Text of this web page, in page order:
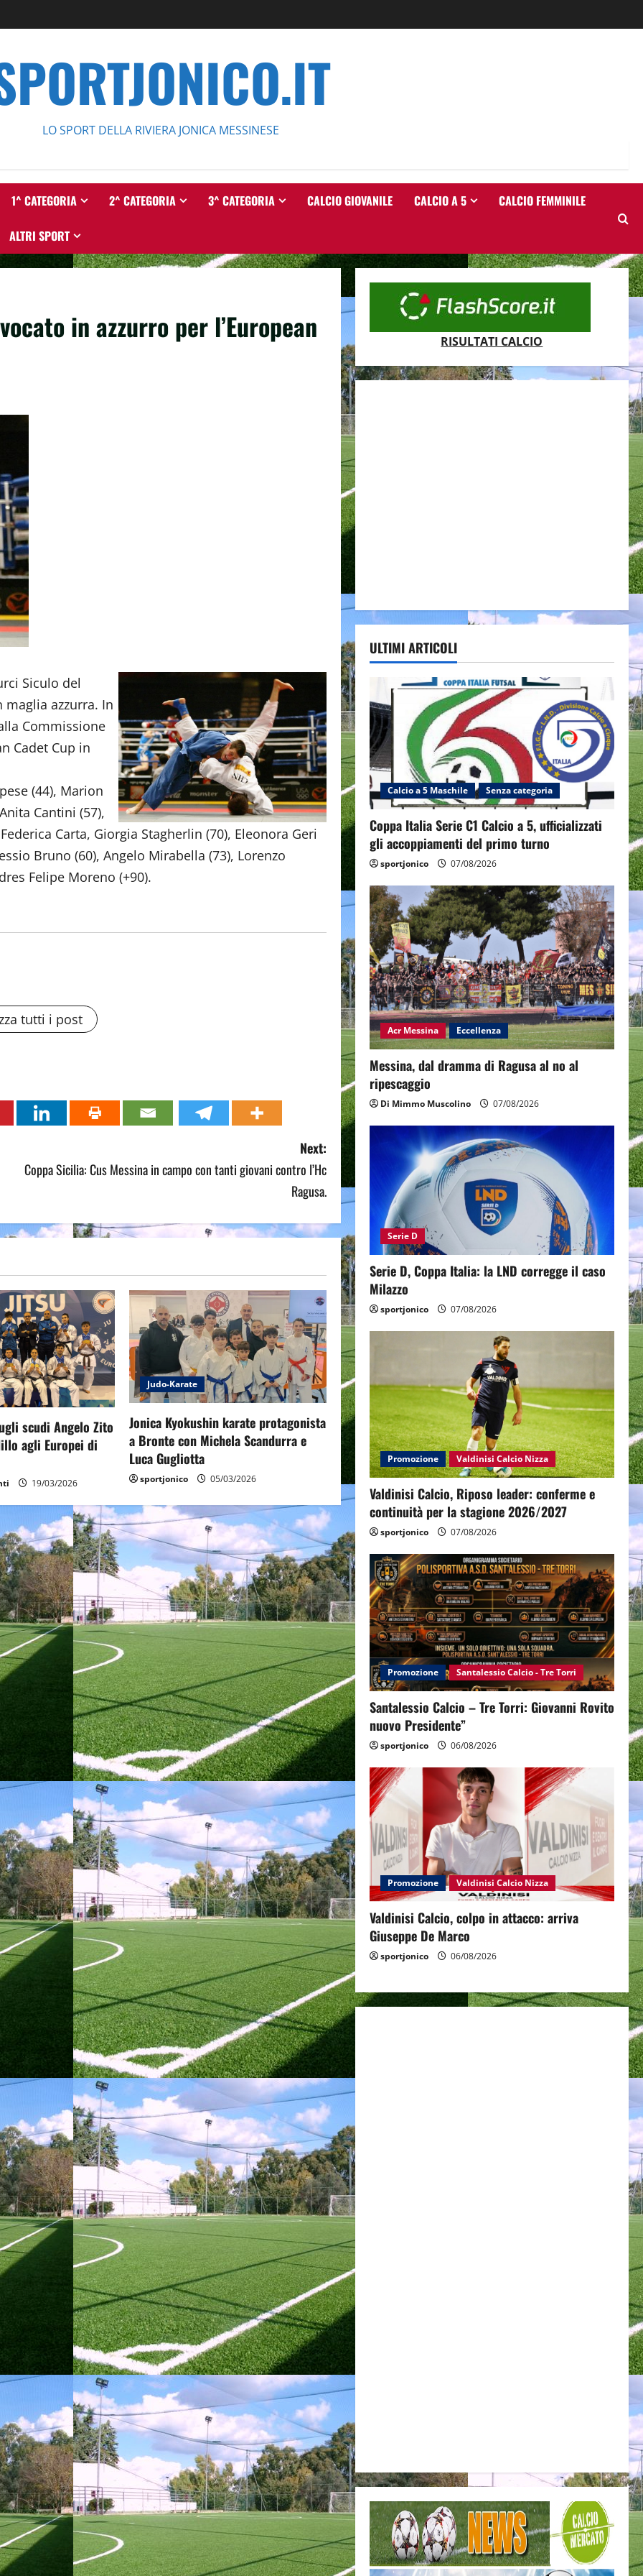
LO SPORT DELLA RIVIERA JONICA MESSINESE
1^ CATEGORIA 2^ CATEGORIA 3^ CATEGORIA CALCIO GIOVANILE CALCIO A 5 CALCIO FEMMINILE
ALTRI SPORT
in azzurro per l’European
Siculo del
azzurra. In
Commissione
Cadet Cup in
(44), Marion
Cantini (57),
Carta, Giorgia Stagherlin (70), Eleonora Geri
Bruno (60), Angelo Mirabella (73), Lorenzo
Felipe Moreno (+90).
tutti i post
Next:
Coppa Sicilia: Cus Messina in campo con tanti giovani contro l’Hc
Ragusa.
scudi Angelo Zito
agli Europei di
19/03/2026
Judo-Karate
Jonica Kyokushin karate protagonista
a Bronte con Michela Scandurra e
Luca Gugliotta
sportjonico 05/03/2026
RISULTATI CALCIO
ULTIMI ARTICOLI
Calcio a 5 Maschile Senza categoria
Coppa Italia Serie C1 Calcio a 5, ufficializzati
gli accoppiamenti del primo turno
sportjonico 07/08/2026
Acr Messina Eccellenza
Messina, dal dramma di Ragusa al no al
ripescaggio
Di Mimmo Muscolino 07/08/2026
Serie D
Serie D, Coppa Italia: la LND corregge il caso
Milazzo
sportjonico 07/08/2026
Promozione Valdinisi Calcio Nizza
Valdinisi Calcio, Riposo leader: conferme e
continuità per la stagione 2026/2027
sportjonico 07/08/2026
Promozione Santalessio Calcio - Tre Torri
Santalessio Calcio – Tre Torri: Giovanni Rovito
nuovo Presidente”
sportjonico 06/08/2026
Promozione Valdinisi Calcio Nizza
Valdinisi Calcio, colpo in attacco: arriva
Giuseppe De Marco
sportjonico 06/08/2026